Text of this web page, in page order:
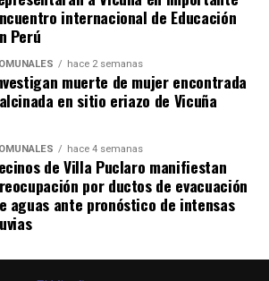
internacional de Educación
Perú
hace 2 semanas
muerte de mujer encontrada
en sitio eriazo de Vicuña
hace 4 semanas
de Villa Puclaro manifiestan
por ductos de evacuación
aguas ante pronóstico de intensas